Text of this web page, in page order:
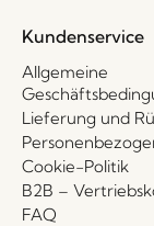
Kundenservice
Allgemeine
Lieferung und
Cookie-Politik
B2B –
FAQ